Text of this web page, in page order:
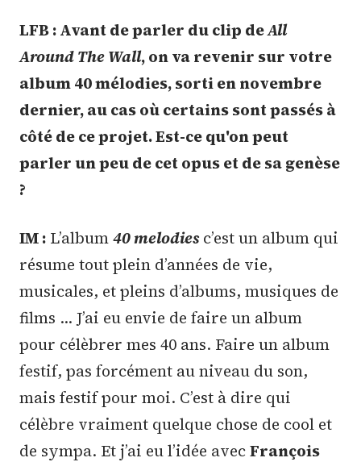
LFB : Avant de parler du clip deAll
Around The Wall, on va revenir sur votre
album 40 mélodies, sorti en novembre
dernier, au cas où certains sont passés à
côté de ce projet. Est-ce qu'on peut
parler un peu de cet opus et de sa genèse
?
IM : L’album40 melodies c’est un album qui
résume tout plein d’années de vie,
musicales, et pleins d’albums, musiques de
films … J’ai eu envie de faire un album
pour célèbrer mes 40 ans. Faire un album
festif, pas forcément au niveau du son,
mais festif pour moi. C’est à dire qui
célèbre vraiment quelque chose de cool et
de sympa. Et j’ai eu l’idée avecFrançois